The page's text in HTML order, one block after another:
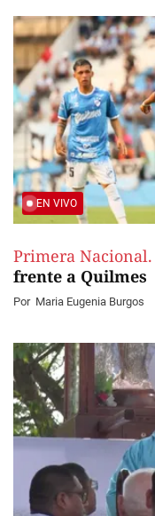
EN VIVO
Primera Nacional.
frente a Quilmes
Por Maria Eugenia Burgos